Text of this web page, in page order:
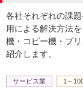
各社それぞれの課
用による解決方法
機・コピー機・プ
紹介します。
サービス業 1～